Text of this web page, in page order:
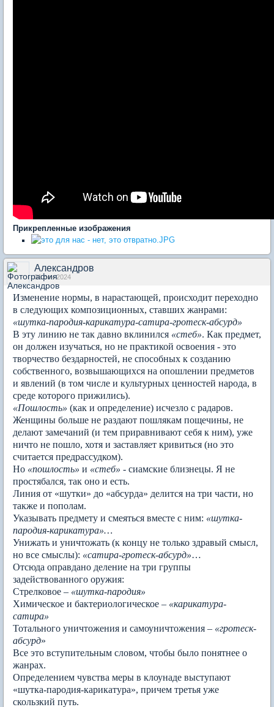
Прикрепленные изображения
Александров
01 сен 2024
Изменение нормы, в нарастающей, происходит переходно
в следующих композиционных, ставших жанрами:
«шутка-пародия-карикатура-сатира-гротеск-абсурд»
В эту линию не так давно вклинился «стеб». Как предмет,
он должен изучаться, но не практикой освоения - это
творчество бездарностей, не способных к созданию
собственного, возвышающихся на опошлении предметов
и явлений (в том числе и культурных ценностей народа, в
среде которого прижились).
«Пошлость» (как и определение) исчезло с радаров.
Женщины больше не раздают пошлякам пощечины, не
делают замечаний (и тем приравнивают себя к ним), уже
ничто не пошло, хотя и заставляет кривиться (но это
считается предрассудком).
Но «пошлость» и «стеб» - сиамские близнецы. Я не
простябался, так оно и есть.
Линия от «шутки» до «абсурда» делится на три части, но
также и пополам.
Указывать предмету и смеяться вместе с ним: «шутка-
пародия-карикатура»…
Унижать и уничтожать (к концу не только здравый смысл,
но все смыслы): «сатира-гротеск-абсурд»…
Отсюда оправдано деление на три группы
задействованного оружия:
Стрелковое – «шутка-пародия»
Химическое и бактериологическое – «карикатура-
сатира»
Тотального уничтожения и самоуничтожения – «гротеск-
абсурд»
Все это вступительным словом, чтобы было понятнее о
жанрах.
Определением чувства меры в клоунаде выступают
«шутка-пародия-карикатура», причем третья уже
скользкий путь.